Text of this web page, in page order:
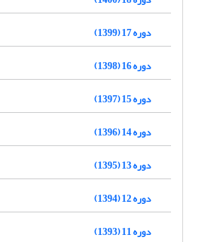
دوره 17 (1399)
دوره 16 (1398)
دوره 15 (1397)
دوره 14 (1396)
دوره 13 (1395)
دوره 12 (1394)
دوره 11 (1393)